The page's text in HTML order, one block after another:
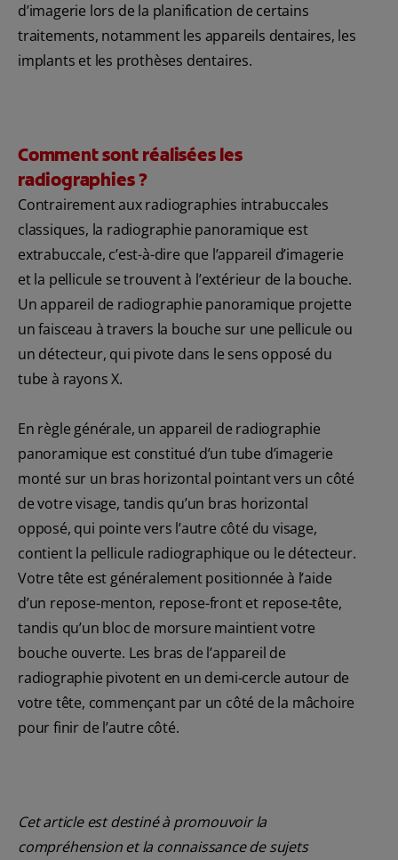
d’imagerie lors de la planification de certains
traitements, notamment les appareils dentaires, les
implants et les prothèses dentaires.
Comment sont réalisées les
radiographies ?
Contrairement aux radiographies intrabuccales
classiques, la radiographie panoramique est
extrabuccale, c’est-à-dire que l’appareil d’imagerie
et la pellicule se trouvent à l’extérieur de la bouche.
Un appareil de radiographie panoramique projette
un faisceau à travers la bouche sur une pellicule ou
un détecteur, qui pivote dans le sens opposé du
tube à rayons X.
En règle générale, un appareil de radiographie
panoramique est constitué d’un tube d’imagerie
monté sur un bras horizontal pointant vers un côté
de votre visage, tandis qu’un bras horizontal
opposé, qui pointe vers l’autre côté du visage,
contient la pellicule radiographique ou le détecteur.
Votre tête est généralement positionnée à l’aide
d’un repose-menton, repose-front et repose-tête,
tandis qu’un bloc de morsure maintient votre
bouche ouverte. Les bras de l’appareil de
radiographie pivotent en un demi-cercle autour de
votre tête, commençant par un côté de la mâchoire
pour finir de l’autre côté.
Cet article est destiné à promouvoir la
compréhension et la connaissance de sujets